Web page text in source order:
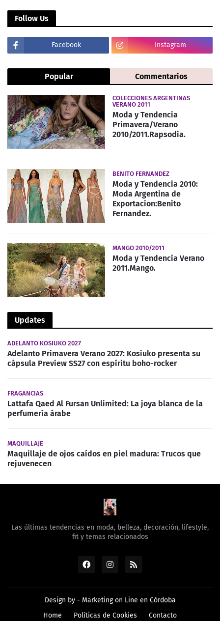
Follow Us
Facebook Instagram
Popular Commentarios
COLECCIONES ARGENTINAS
VERANO 2011
Moda y Tendencia
Primavera/Verano
2010/2011.Rapsodia.
BENITO FERNANDEZ
Moda y Tendencia 2010:
Moda Argentina de
Exportacion:Benito
Fernandez.
MANGO 2010/2011
Moda y Tendencia Verano
2011.Mango.
Updates
ADELANTO KOSIUKO 2027
Adelanto Primavera Verano 2027: Kosiuko presenta su
cápsula Preview SS27 con espíritu boho-rocker
FRAGANCIAS
Lattafa Qaed Al Fursan Unlimited: La joya blanca de la
perfumería árabe
MAQUILLAJE
Maquillaje de ojos caídos en piel madura: Trucos que
rejuvenecen
Las últimas tendencias en moda, belleza, decoración, lifestyle,
fit y temas relacionados
Design by - Marketing on Line en Córdoba
Home
Políticas de Cookies Contacto